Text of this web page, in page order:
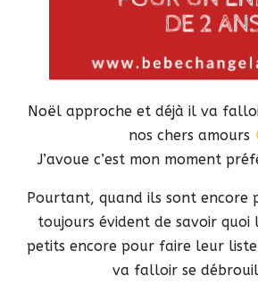
Noël approche et déjà il va
nos chers amours
J’avoue c’est mon moment
Pourtant, quand ils sont encore
toujours évident de savoir
petits encore pour faire leur
va falloir se